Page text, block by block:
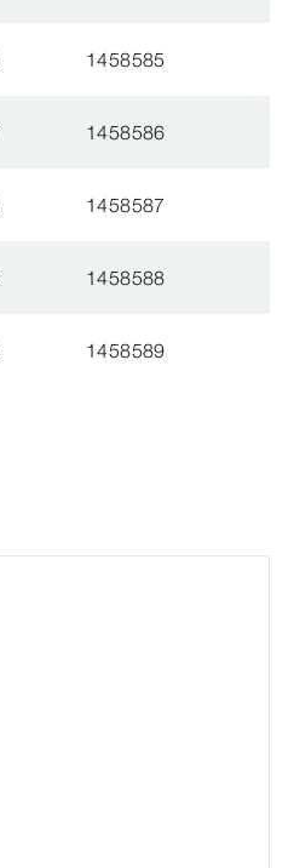
1458585
1458586
1458587
1458588
1458589